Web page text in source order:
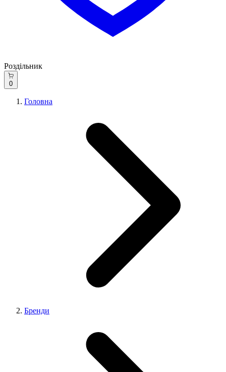
Роздільник
0
Головна
Бренди